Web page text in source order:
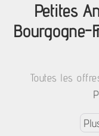
Petites
Bourgogne-
Toutes les